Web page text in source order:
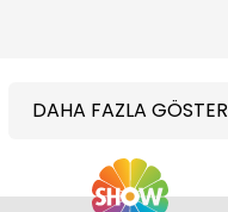
DAHA FAZLA GÖSTER